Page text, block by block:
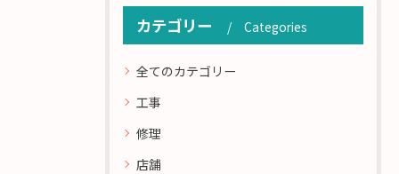
カテゴリー Categories
全てのカテゴリー
工事
修理
店舗